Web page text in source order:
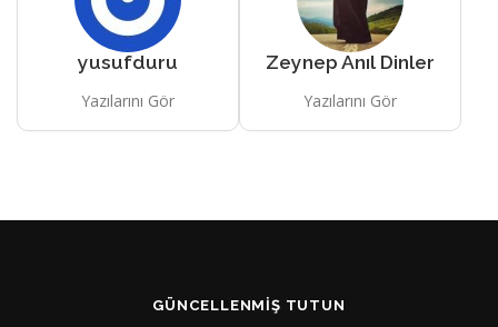
yusufduru
Yazılarını Gör
Zeynep Anıl Dinler
Yazılarını Gör
GÜNCELLENMIŞ TUTUN